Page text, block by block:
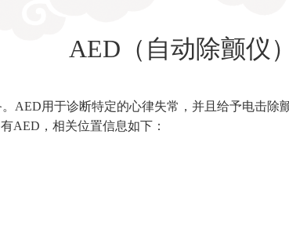
AED（自动除颤仪
AED用于诊断特定的心律失常，并且给予电击除颤
，相关位置信息如下：